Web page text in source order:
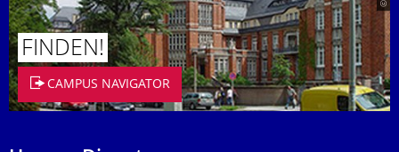
FINDEN!
CAMPUS NAVIGATOR